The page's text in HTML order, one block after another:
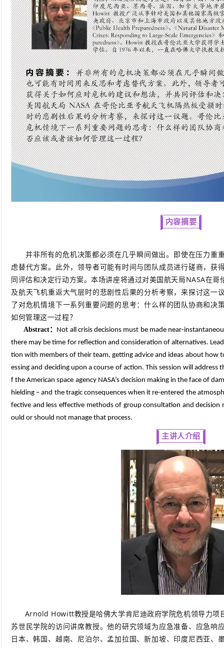
内容摘要
并非所有的危机决策都必须在几乎瞬间做出。即使在压力重
虑替代方案。此外，领导者可能有时间与团队成员进行磋商，获
同评估和决定行动方案。本场讲座将通过对美国航天局NASA在
及航天飞机重返大气层时的悲剧性后果的分析考察，来探讨这一
了对危机情境下一系列重要问题的思考：什么样的团队协商和决
如何管理这一过程？
Abstract： Not all crisis decisions must be made near-
there may be time for reflection and consideration of alternatives.
tion with members of their team, getting advice and ideas about how
essing and deciding upon a course of action. This session will address
f the American space agency NASA’s decision making in the face of
hielding – and the tragic consequences when it re-entered the
fective and less effective methods of group consultation and decision
ould or should not manage that process.
主讲人介绍
Arnold Howitt教授是哈佛大学肯尼迪政府学院危机领导力项
苏世民学院的访问讲席教授。他的研究领域为应急准备、应急响
日本、韩国、越南、尼泊尔、孟加拉国、新加坡、印度尼西亚、